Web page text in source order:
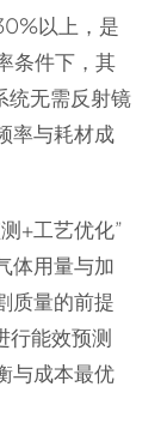
以上，是
条件下，其
统无需反射镜
率与耗材成
+工艺优化”
体用量与加
质量的前提
行能效预测
与成本最优